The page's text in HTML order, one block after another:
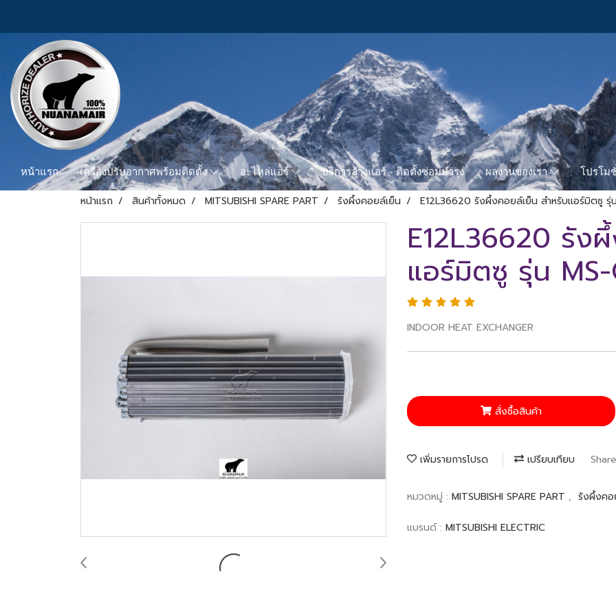
หน้าแรก เครื่องปรับอากาศพร้อมติดตั้ง อะไหล่แอร์ บริการล้างแอร์ - ติดตั้งซ่อมบำรุง ผลงานของเรา โปรโม
หน้าแรก สินค้าทั้งหมด MITSUBISHI SPARE PART รังผึ้งคอยล์เย็น E12L36620 รังผึ้งคอยล์เย็น สำหรับแอร์มิตซู รุ่
E12L36620 รัง
แอร์มิตซู รุ่น MS-
INDOOR HEAT EXCHANGER
สั่งซื้อสินค้า
เพิ่มรายการโปรด เปรียบเทียบ Share
หมวดหมู่ : MITSUBISHI SPARE PART , รังผึ้งคอ
แบรนด์ : MITSUBISHI ELECTRIC